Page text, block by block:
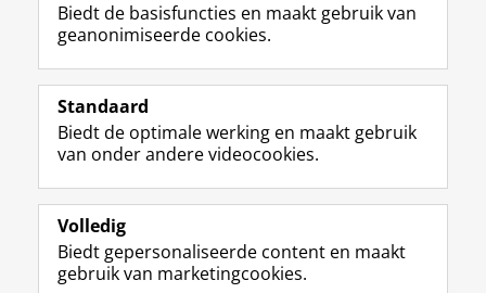
Volg ons op
M
a
t
o
o
p
r
I
n
t
r
m
De UB voor medewerkers
Praktisch
Over de UB
Biedt de basisfuncties en maakt gebruik van
geanonimiseerde cookies.
Standaard
Biedt de optimale werking en maakt gebruik
van onder andere videocookies.
Volledig
Biedt gepersonaliseerde content en maakt
gebruik van marketingcookies.